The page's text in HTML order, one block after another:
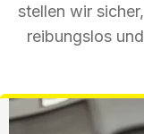
stellen wir
reibungslos